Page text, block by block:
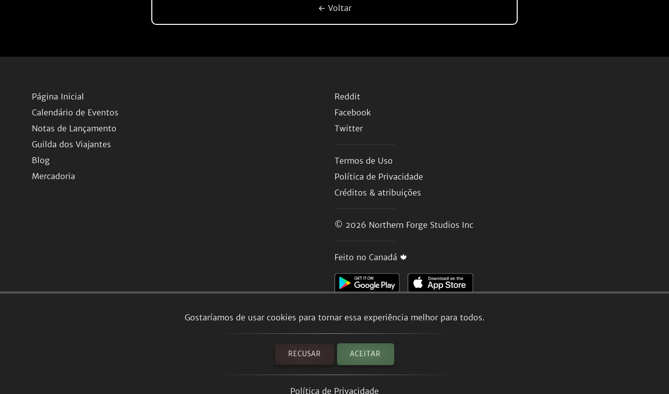
Gostaríamos de usar cookies para tornar essa experiência melhor para todos.
RECUSAR ACEITAR
Política de Privacidade
← Voltar
Página Inicial
Calendário de Eventos
Notas de Lançamento
Guilda dos Viajantes
Blog
Mercadoria
Reddit
Facebook
Twitter
Termos de Uso
Política de Privacidade
Créditos & atribuições
© 2026 Northern Forge Studios Inc
Feito no Canadá 🍁